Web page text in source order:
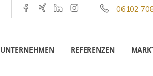
06102
UNTERNEHMEN REFERENZEN